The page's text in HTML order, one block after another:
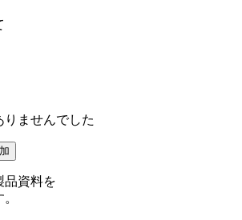
ませんでした
品資料を